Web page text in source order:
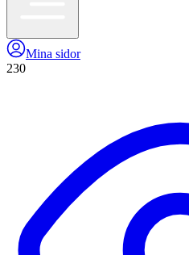
Mina sidor
230